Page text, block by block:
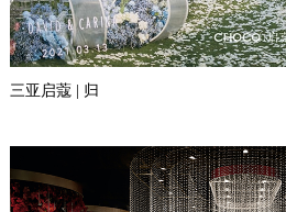
三亚启蔻 | 归